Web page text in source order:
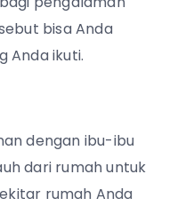
bisa Anda
Anda ikuti.
dengan ibu-ibu
dari rumah untuk
rumah Anda